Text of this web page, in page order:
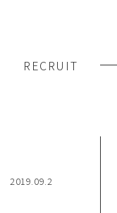
RECRUIT
2019.09.2